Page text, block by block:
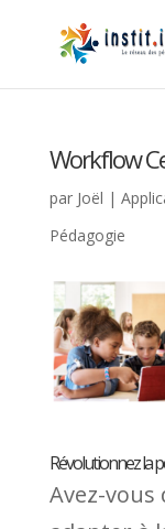
Workflow
par Joël |
Pédagogie
Révolutionnez la
Avez-vous